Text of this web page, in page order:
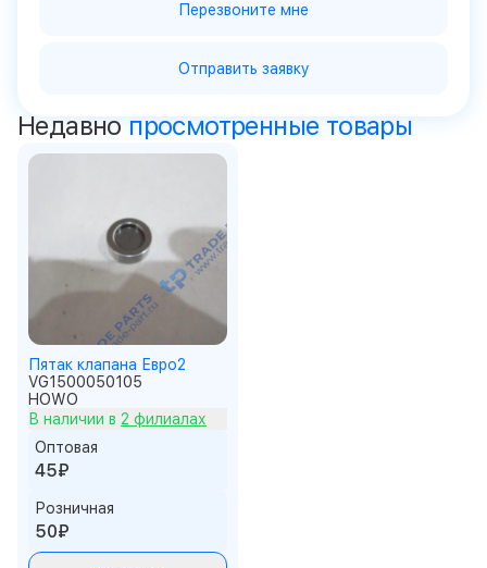
Перезвоните мне
Отправить заявку
Недавно просмотренные товары
Пятак клапана Евро2
VG1500050105
HOWO
В наличии в 2 филиалах
Оптовая
45₽
Розничная
50₽